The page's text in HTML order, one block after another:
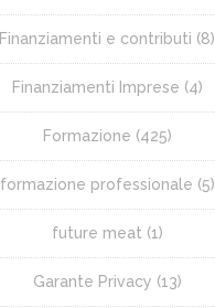
Finanziamenti e contributi (8)
Finanziamenti Imprese (4)
Formazione (425)
formazione professionale (5)
future meat (1)
Garante Privacy (13)